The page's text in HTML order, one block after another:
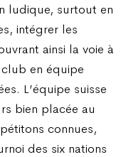
ludique, surtout en
intégrer les
ainsi la voie à
en équipe
L’équipe suisse
bien placée au
connues,
des six nations